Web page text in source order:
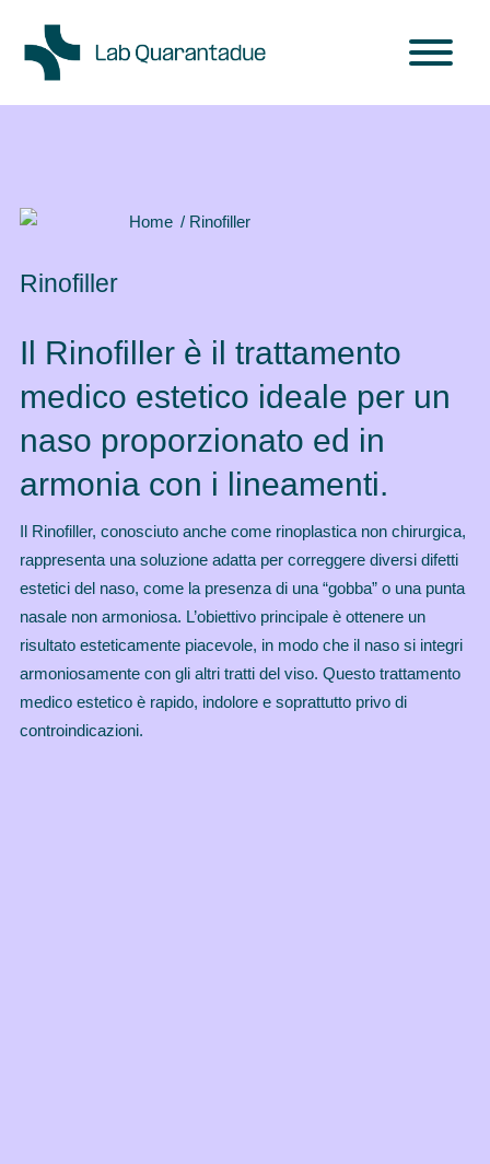
Skip to main content
Home / Rinofiller
Rinofiller
Il Rinofiller è il trattamento
medico estetico ideale per un
naso proporzionato ed in
armonia con i lineamenti.
Il Rinofiller, conosciuto anche come rinoplastica non chirurgica,
rappresenta una soluzione adatta per correggere diversi difetti
estetici del naso, come la presenza di una “gobba” o una punta
nasale non armoniosa. L’obiettivo principale è ottenere un
risultato esteticamente piacevole, in modo che il naso si integri
armoniosamente con gli altri tratti del viso. Questo trattamento
medico estetico è rapido, indolore e soprattutto privo di
controindicazioni.